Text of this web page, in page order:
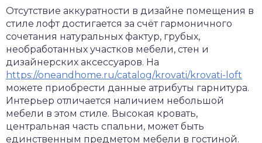
Отсутствие аккуратности в дизайне помещения в
стиле лофт достигается за счёт гармоничного
сочетания натуральных фактур, грубых,
необработанных участков мебели, стен и
дизайнерских аксессуаров. На
https://oneandhome.ru/catalog/krovati/krovati-loft
можете приобрести данные атрибуты гарнитура.
Интерьер отличается наличием небольшой
мебели в этом стиле. Высокая кровать,
центральная часть спальни, может быть
единственным предметом мебели в гостиной.